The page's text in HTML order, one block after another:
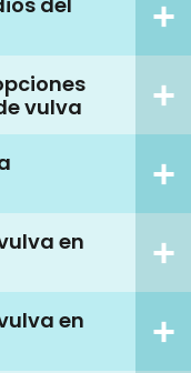
vulva
en
en